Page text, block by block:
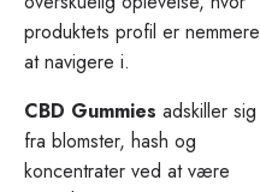
produktets profil er nemmere
at navigere i.
CBD Gummies adskiller sig
fra blomster, hash og
koncentrater ved at være